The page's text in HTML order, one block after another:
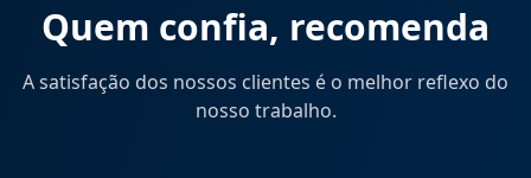
Quem confia, recomenda
A satisfação dos nossos clientes é o melhor reflexo do
nosso trabalho.